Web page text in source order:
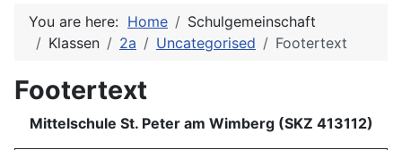
You are here: Home
Schulgemeinschaft
Klassen
2a Uncategorised Footertext
Footertext
Mittelschule St. Peter am Wimberg(SKZ 413112)